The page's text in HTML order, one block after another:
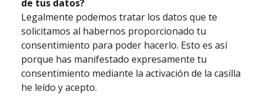
de tus datos?
Legalmente podemos tratar los datos que te
solicitamos al habernos proporcionado tu
consentimiento para poder hacerlo. Esto es así
porque has manifestado expresamente tu
consentimiento mediante la activación de la casilla
he leído y acepto.